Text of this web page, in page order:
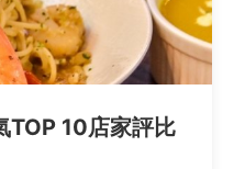
TOP 10店家評比